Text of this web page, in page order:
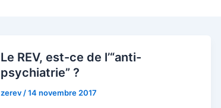
Le REV, est-ce de l’“anti-
psychiatrie” ?
zerev /14 novembre 2017